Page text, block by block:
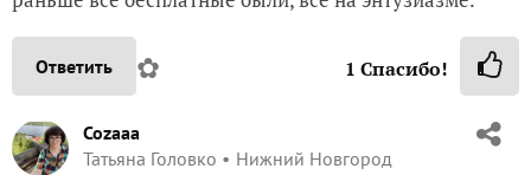
Ответить ✿ 1 Спасибо!
Cozaaa
Татьяна Головко
Нижний Новгород